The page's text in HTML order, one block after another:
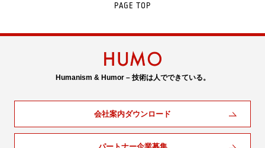
PAGE TOP
Humanism & Humor – 技術は人でできている。
会社案内ダウンロード